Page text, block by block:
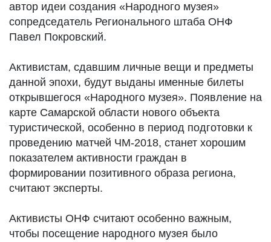
автор идеи создания «Народного музея»
сопредседатель Регионального штаба ОНФ
Павел Покровский.
Активистам, сдавшим личные вещи и предметы
данной эпохи, будут выданы именные билеты
открывшегося «Народного музея». Появление на
карте Самарской области нового объекта
туристической, особенно в период подготовки к
проведению матчей ЧМ-2018, станет хорошим
показателем активности граждан в
формировании позитивного образа региона,
считают эксперты.
Активисты ОНФ считают особенно важным,
чтобы посещение народного музея было